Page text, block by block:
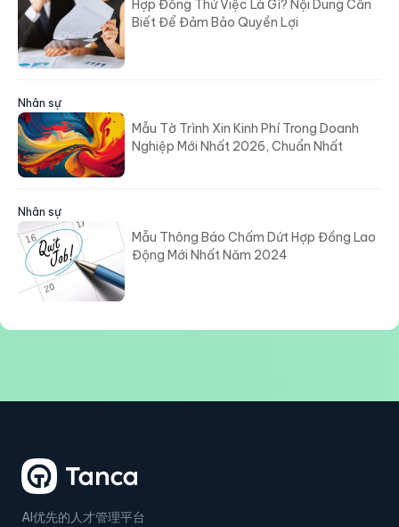
Hợp Đồng Thử Việc Là Gì? Nội Dung Cần
Biết Để Đảm Bảo Quyền Lợi
Nhân sự
Mẫu Tờ Trình Xin Kinh Phí Trong Doanh
Nghiệp Mới Nhất 2026, Chuẩn Nhất
Nhân sự
Mẫu Thông Báo Chấm Dứt Hợp Đồng Lao
Động Mới Nhất Năm 2024
AI优先的人才管理平台